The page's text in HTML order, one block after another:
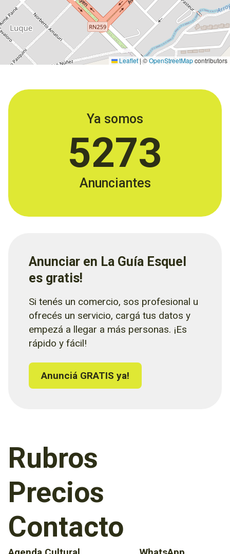
Leaflet|©OpenStreetMapcontributors
Ya somos
5273
Anunciantes
Anunciar en La Guía Esquel
es gratis!
Si tenés un comercio, sos profesional u
ofrecés un servicio, cargá tus datos y
empezá a llegar a más personas. ¡Es
rápido y fácil!
Anunciá GRATIS ya!
Rubros
Precios
Contacto